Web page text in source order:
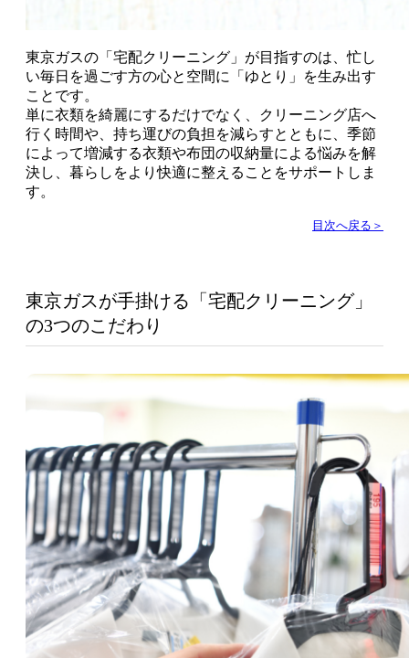
東京ガスの「宅配クリーニング」が目指すのは、忙し
い毎日を過ごす方の心と空間に「ゆとり」を生み出す
ことです。
単に衣類を綺麗にするだけでなく、クリーニング店へ
行く時間や、持ち運びの負担を減らすとともに、季節
によって増減する衣類や布団の収納量による悩みを解
決し、暮らしをより快適に整えることをサポートしま
す。
目次へ戻る＞
東京ガスが手掛ける「宅配クリーニング」
の3つのこだわり